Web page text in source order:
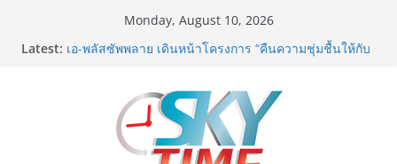
Monday, August 10, 2026
Latest: เอ-พลัสซัพพลาย เดินหน้าโครงการ “คืนความชุ่มชื้นให้กับ
ภัยทั่วทุกพื้นที่
รฟท. เปิดเวทีรับฟังความคิดเห็นประชาชน ครั้งที่ 2
โครงการรถไฟฟ้าสายสีแดงเข้ม “วงเวียนใหญ่–มหาชัย”
เดินหน้าพัฒนาโครงการบนพื้นฐานข้อเท็จจริงและการมี